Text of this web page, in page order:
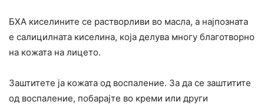
БХА киселините се растворливи во масла, а најпозната
е салицилната киселина, која делува многу благотворно
на кожата на лицето.
Заштитете ја кожата од воспаление. За да се заштитите
од воспаление, побарајте во креми или други